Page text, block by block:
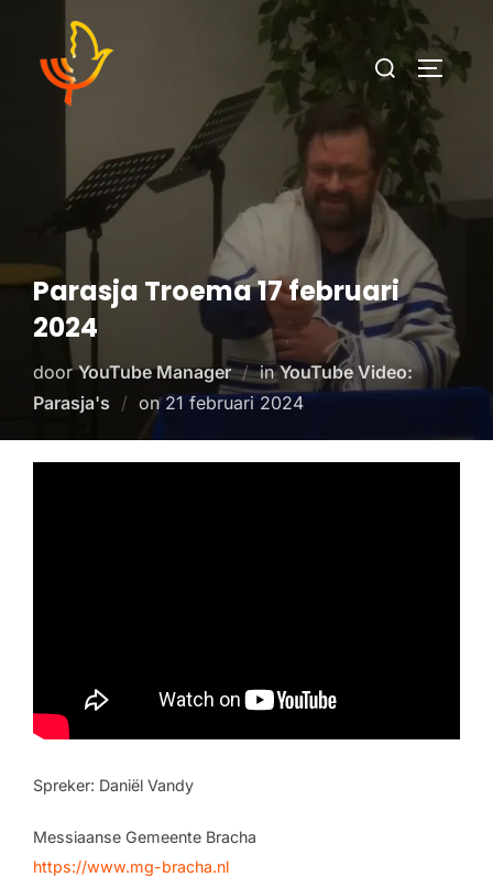
Parasja Troema 17 februari
2024
doorYouTube Manager inYouTube Video:
Parasja's
on 21 februari 2024
Spreker: Daniël Vandy
Messiaanse Gemeente Bracha
https://www.mg-bracha.nl